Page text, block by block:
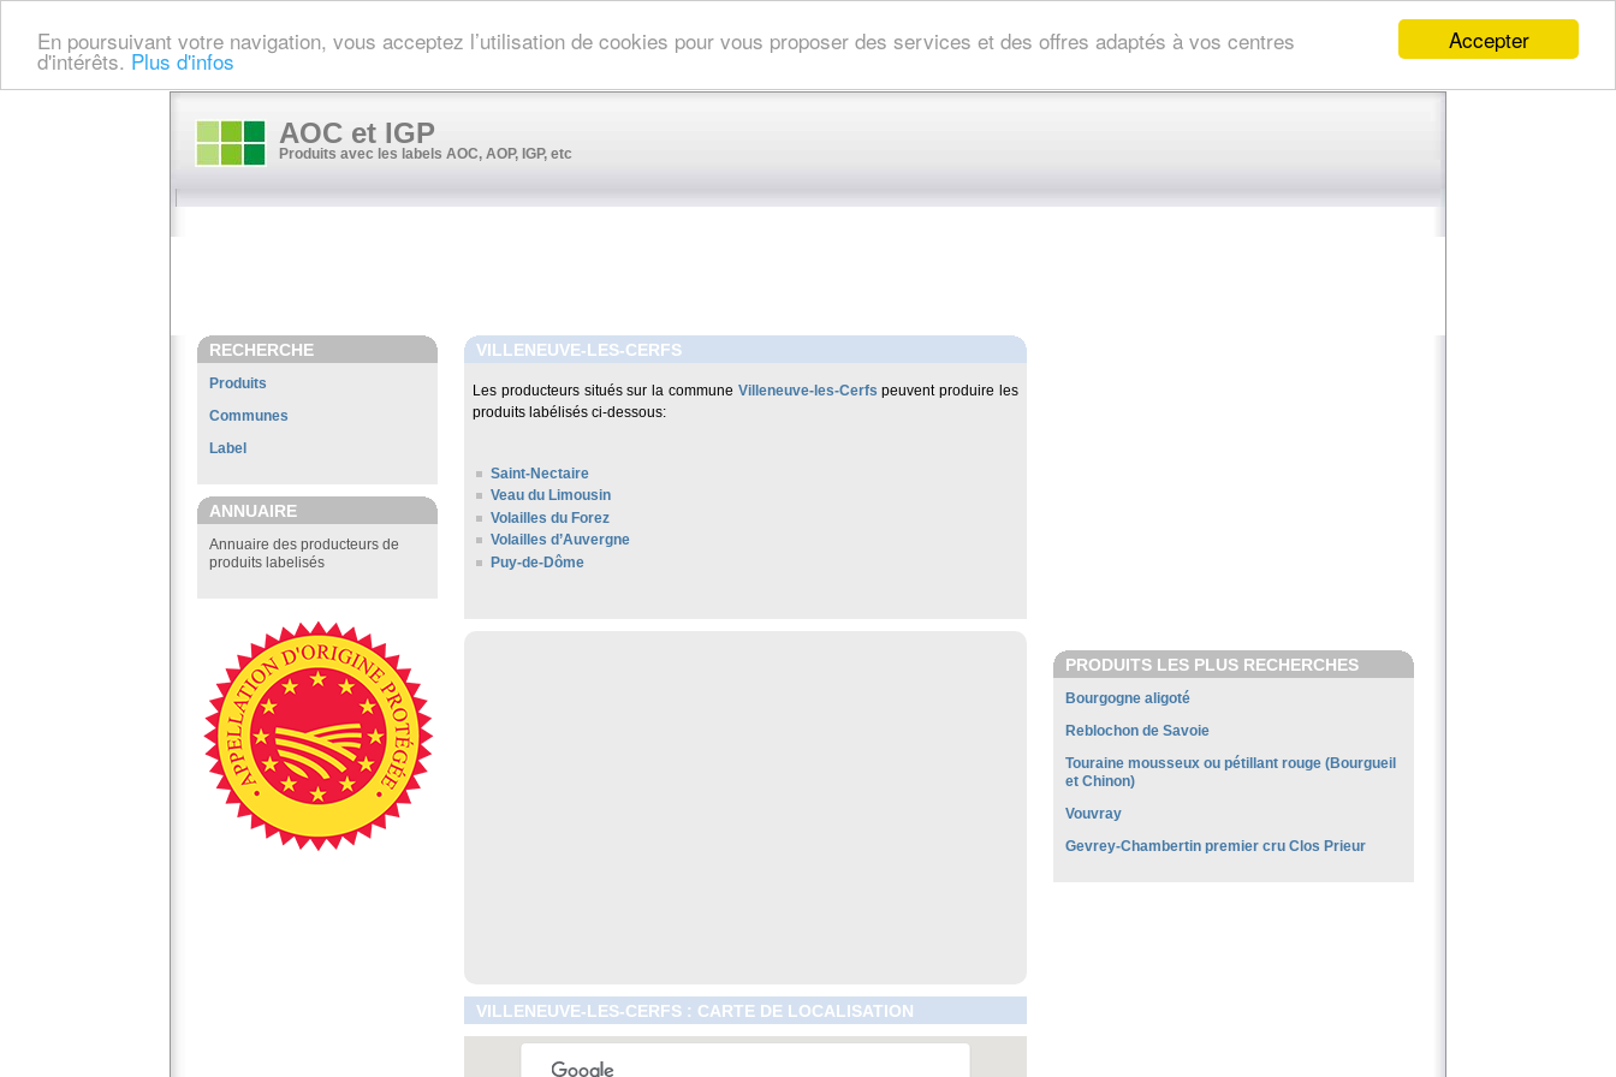
Accepter
En poursuivant votre navigation, vous acceptez l’utilisation de cookies pour vous proposer des services et des offres adaptés à vos centres
d'intérêts. Plus d'infos
AOC et IGP
Produits avec les labels AOC, AOP, IGP, etc
RECHERCHE
Produits
Communes
Label
ANNUAIRE
Annuaire des producteurs de
produits labelisés
VILLENEUVE-LES-CERFS
Les producteurs situés sur la commune Villeneuve-les-Cerfs peuvent produire les
produits labélisés ci-dessous:
Saint-Nectaire
Veau du Limousin
Volailles du Forez
Volailles d’Auvergne
Puy-de-Dôme
VILLENEUVE-LES-CERFS : CARTE DE LOCALISATION
PRODUITS LES PLUS RECHERCHES
Bourgogne aligoté
Reblochon de Savoie
Touraine mousseux ou pétillant rouge (Bourgueil
et Chinon)
Vouvray
Gevrey-Chambertin premier cru Clos Prieur